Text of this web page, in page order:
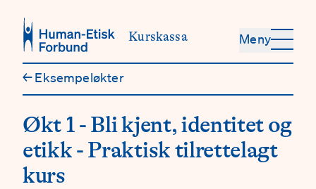
Kurskassa Meny
←Eksempeløkter
Økt 1 - Bli kjent, identitet og
etikk - Praktisk tilrettelagt
kurs